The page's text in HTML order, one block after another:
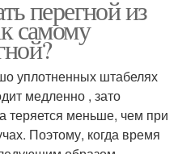
перегной из
самому
уплотненных штабелях
медленно , зато
теряется меньше, чем при
Поэтому, когда время